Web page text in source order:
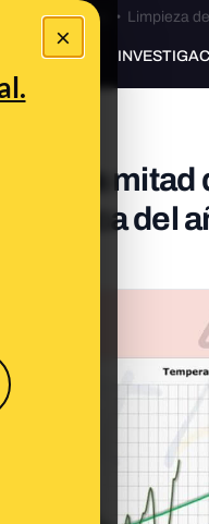
×
Bulos Ceuta • Limpieza
época del